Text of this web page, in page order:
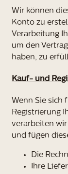
Wir können
Konto zu
Verarbeitung
um den
haben, zu
Kauf- und
Wenn Sie sich
Registrierung
verarbeiten
und fügen
Die
Ihre